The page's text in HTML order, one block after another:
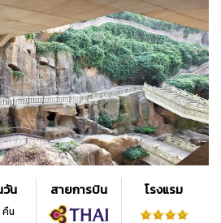
search
วัน
คืน
สายการบิน โรงแรม